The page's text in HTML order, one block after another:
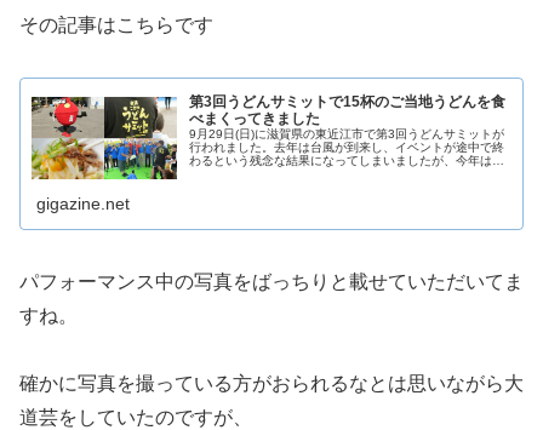
その記事はこちらです
第3回うどんサミットで15杯のご当地うどんを食
べまくってきました
9月29日(日)に滋賀県の東近江市で第3回うどんサミットが
行われました。去年は台風が到来し、イベントが途中で終
わるという残念な結果になってしまいましたが、今年は天
gigazine.net
パフォーマンス中の写真をばっちりと載せていただいてま
すね。
確かに写真を撮っている方がおられるなとは思いながら大
道芸をしていたのですが、